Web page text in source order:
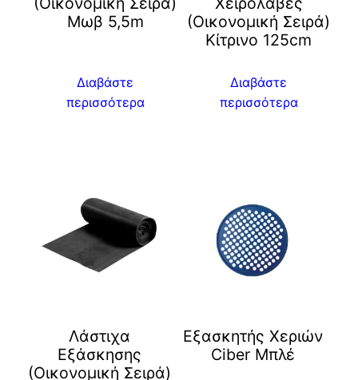
Μωβ 5,5m
Διαβάστε
περισσότερα
(Οικονομική Σειρά)
Kίτρινο 125cm
Διαβάστε
περισσότερα
Λάστιχα
Εξάσκησης
(Οικονομική Σειρά)
Eξασκητής Χεριών
Ciber Μπλέ